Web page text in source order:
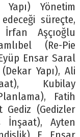
Yapı) Yönetim
süreçte,
Aşçıoğlu
(Re-Pie
Ensar Saral
Yapı), Ali
Kubilay
Fatih
Gediz (Gedizler
İnşaat), Ayten